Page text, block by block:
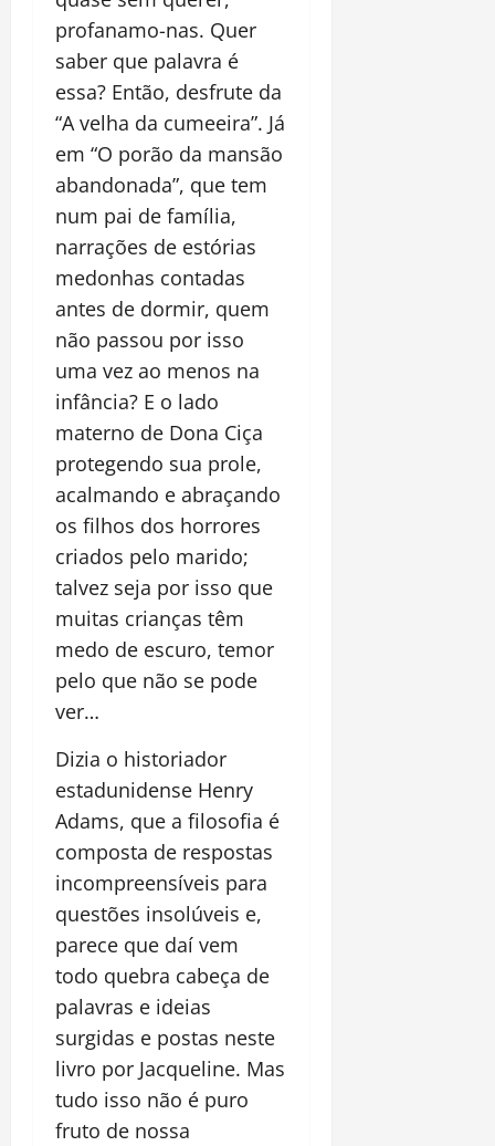
profanamo-nas. Quer
saber que palavra é
essa? Então, desfrute da
“A velha da cumeeira”. Já
em “O porão da mansão
abandonada”, que tem
num pai de família,
narrações de estórias
medonhas contadas
antes de dormir, quem
não passou por isso
uma vez ao menos na
infância? E o lado
materno de Dona Ciça
protegendo sua prole,
acalmando e abraçando
os filhos dos horrores
criados pelo marido;
talvez seja por isso que
muitas crianças têm
medo de escuro, temor
pelo que não se pode
ver…
Dizia o historiador
estadunidense Henry
Adams, que a filosofia é
composta de respostas
incompreensíveis para
questões insolúveis e,
parece que daí vem
todo quebra cabeça de
palavras e ideias
surgidas e postas neste
livro por Jacqueline. Mas
tudo isso não é puro
fruto de nossa